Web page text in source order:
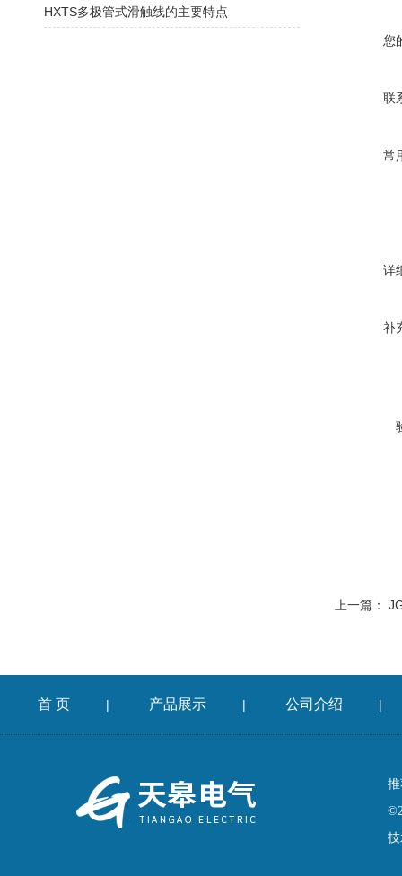
您
联
常
详
补
上一篇：
HXTS多极管式滑触线的主要特点
首 页 | 产品展示 | 公司介绍 |